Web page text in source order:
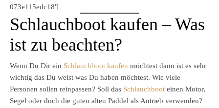
073e115edc18′]
Schlauchboot kaufen – Was
ist zu beachten?
Wenn Du Dir ein Schlauchboot kaufen möchtest dann ist es sehr
wichtig das Du weist was Du haben möchtest. Wie viele
Personen sollen reinpassen? Soll das Schlauchboot einen Motor,
Segel oder doch die guten alten Paddel als Antrieb verwenden?